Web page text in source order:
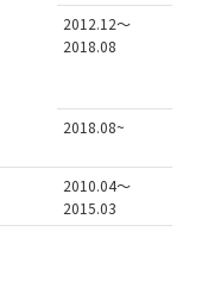
2012.12～
2018.08
2018.08~
2010.04～
2015.03